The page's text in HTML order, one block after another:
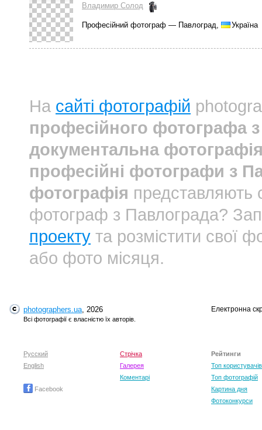
Владимир Солод
Професійний фотограф — Павлоград, Україна
На сайті фотографій
професійного фотографа
документальна
професійні фотографи з
фотографія представляють
фотограф з Павлограда?
проекту та розмістити свої
або фото місяця.
photographers.ua, 2026
Всі фотографії є власністю їх авторів.
Електронна
Русский
English
Facebook
Стрічка
Галерея
Коментарі
Рейтинги
Топ користувачів
Топ фотографій
Картина дня
Фотоконкурси